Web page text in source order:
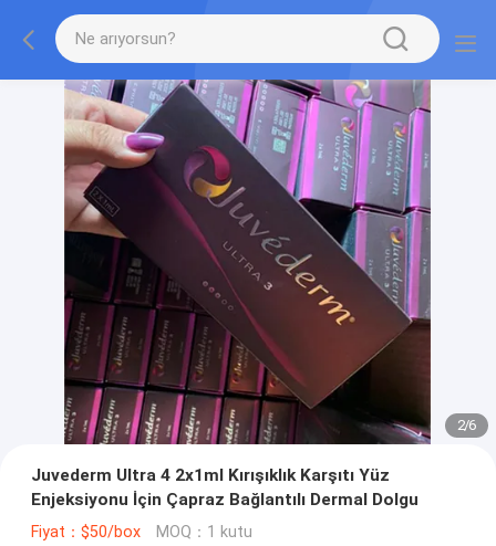
2/6
Juvederm Ultra 4 2x1ml Kırışıklık Karşıtı Yüz
Enjeksiyonu İçin Çapraz Bağlantılı Dermal Dolgu
Fiyat：$50/box MOQ：1 kutu